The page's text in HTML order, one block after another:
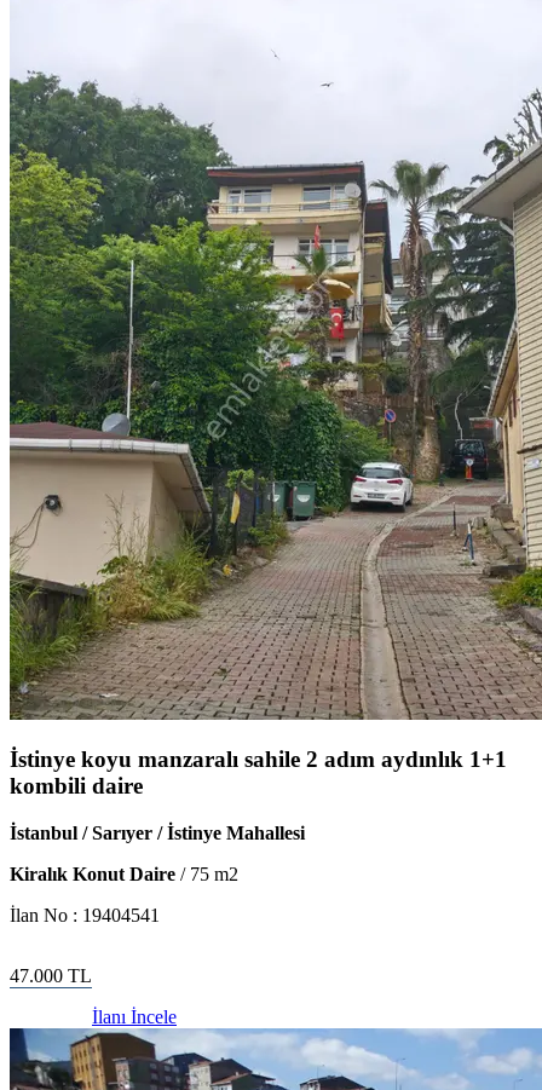
İstinye koyu manzaralı sahile 2 adım aydınlık 1+1
kombili daire
İstanbul / Sarıyer / İstinye Mahallesi
Kiralık Konut Daire / 75 m2
İlan No : 19404541
47.000 TL
İlanı İncele